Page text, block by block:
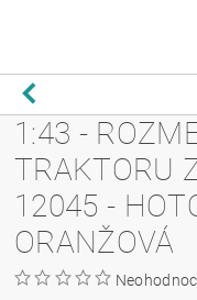
1:43 -
TRAKTORU
12045 -
ORANŽOVÁ